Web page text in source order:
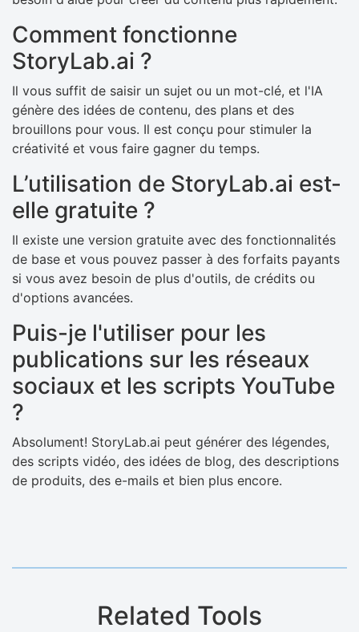
Comment fonctionne
StoryLab.ai ?
Il vous suffit de saisir un sujet ou un mot-clé, et l'IA
génère des idées de contenu, des plans et des
brouillons pour vous. Il est conçu pour stimuler la
créativité et vous faire gagner du temps.
L’utilisation de StoryLab.ai est-
elle gratuite ?
Il existe une version gratuite avec des fonctionnalités
de base et vous pouvez passer à des forfaits payants
si vous avez besoin de plus d'outils, de crédits ou
d'options avancées.
Puis-je l'utiliser pour les
publications sur les réseaux
sociaux et les scripts YouTube
?
Absolument! StoryLab.ai peut générer des légendes,
des scripts vidéo, des idées de blog, des descriptions
de produits, des e-mails et bien plus encore.
Related Tools